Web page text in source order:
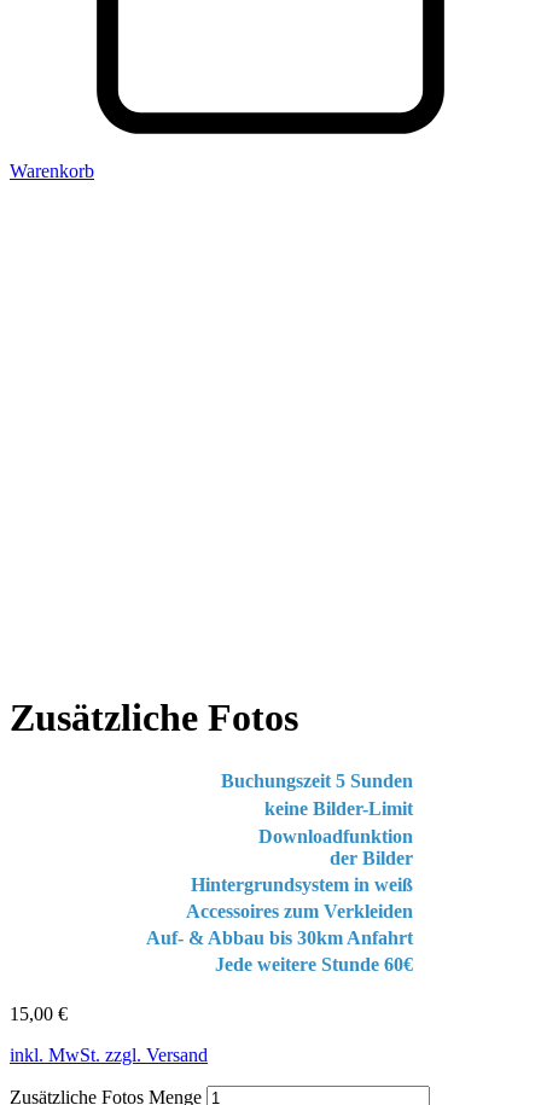
Warenkorb
Zusätzliche Fotos
Buchungszeit 5 Sunden
keine Bilder-Limit
Downloadfunktion
der Bilder
Hintergrundsystem in weiß
Accessoires zum Verkleiden
Auf- & Abbau bis 30km Anfahrt
Jede weitere Stunde 60€
15,00 €
inkl. MwSt. zzgl. Versand
Zusätzliche Fotos Menge